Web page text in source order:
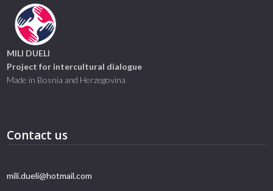
MILI DUELI
Project for intercultural dialogue
Made in Bosnia and Herzegovina
Contact us
mili.dueli@hotmail.com